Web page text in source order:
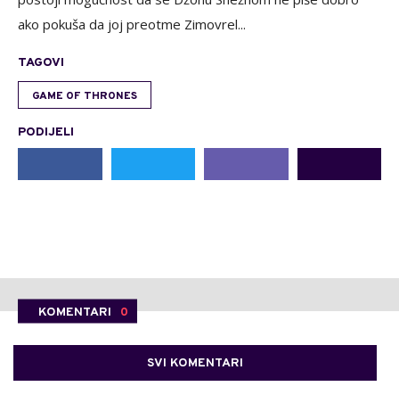
ako pokuša da joj preotme Zimovrel...
TAGOVI
GAME OF THRONES
PODIJELI
KOMENTARI 0
SVI KOMENTARI